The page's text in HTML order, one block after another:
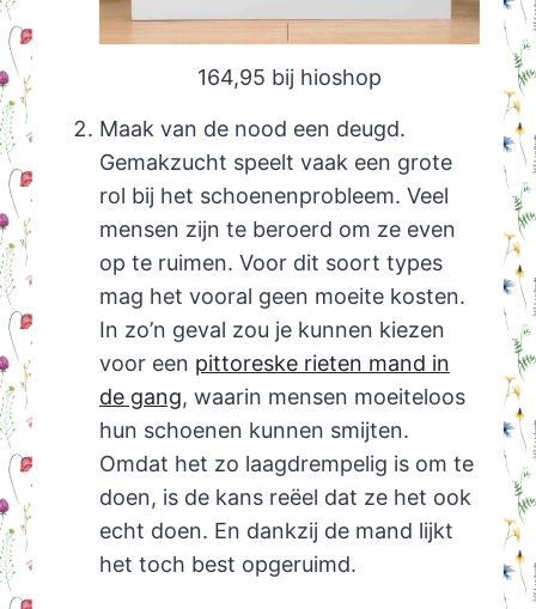
164,95 bij hioshop
Maak van de nood een deugd.
Gemakzucht speelt vaak een grote
rol bij het schoenenprobleem. Veel
mensen zijn te beroerd om ze even
op te ruimen. Voor dit soort types
mag het vooral geen moeite kosten.
In zo’n geval zou je kunnen kiezen
voor een pittoreske rieten mand in
de gang, waarin mensen moeiteloos
hun schoenen kunnen smijten.
Omdat het zo laagdrempelig is om te
doen, is de kans reëel dat ze het ook
echt doen. En dankzij de mand lijkt
het toch best opgeruimd.